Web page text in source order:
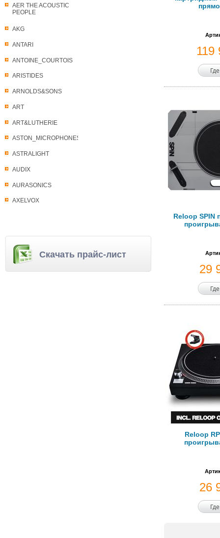
AER THE ACOUSTIC
PEOPLE
AKG
ANTARI
ANTOINE_COURTOIS
ARISTIDES
ARNOLDS&SONS
ART
ART&LUTHERIE
ASTON_MICROPHONES
ASTRALIGHT
AUDIX
AURASONICS
AXELVOX
Скачать прайс-лист
119
Reloop SPIN
29
Reloop
26